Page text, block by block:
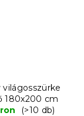
világosszürke
180x200 cm
(>10 db)